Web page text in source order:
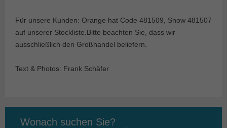
Für unsere Kunden: Orange hat Code 481509, Snow 481507
auf unserer Stockliste.Bitte beachten Sie, dass wir
ausschließlich den Großhandel beliefern.
Text & Photos: Frank Schäfer
Wonach suchen Sie?